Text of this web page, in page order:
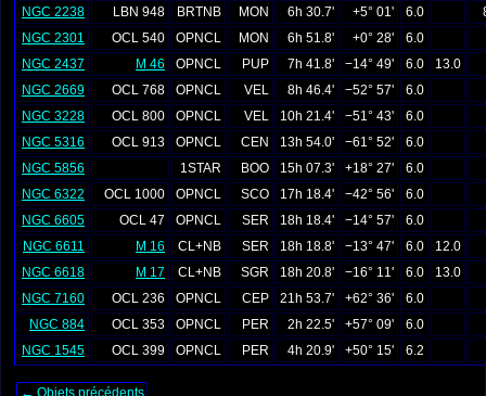
NGC 2238
LBN 948 BRTNB MON 6h 30.7' +5° 01' 6.0
NGC 2301
OCL 540 OPNCL MON 6h 51.8' +0° 28'
6.0
NGC 2437
M 46 OPNCL PUP 7h 41.8' −14° 49' 6.0
13.0
NGC 2669
OCL 768 OPNCL VEL 8h 46.4' −52° 57'
6.0
NGC 3228
OCL 800 OPNCL VEL 10h 21.4' −51° 43'
6.0
NGC 5316
OCL 913 OPNCL CEN 13h 54.0' −61° 52'
6.0
NGC 5856
1STAR BOO 15h 07.3' +18° 27'
6.0
NGC 6322
OCL 1000 OPNCL SCO 17h 18.4' −42° 56'
6.0
NGC 6605
OCL 47 OPNCL SER 18h 18.4' −14° 57'
6.0
NGC 6611
M 16 CL+NB SER 18h 18.8' −13° 47' 6.0
12.0
NGC 6618
M 17 CL+NB SGR 18h 20.8' −16° 11' 6.0
13.0
NGC 7160
OCL 236 OPNCL CEP 21h 53.7' +62° 36'
6.0
NGC 884
OCL 353 OPNCL PER 2h 22.5' +57° 09'
6.0
NGC 1545
OCL 399 OPNCL PER 4h 20.9' +50° 15' 6.2
← Objets précédents